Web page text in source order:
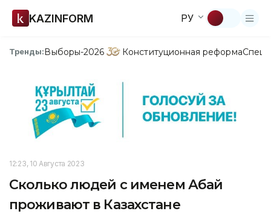
KAZINFORM РУ
Тренды:Выборы-2026 Конституционная реформа
12:23, 10 Августа 2023
Сколько людей с именем Абай
проживают в Казахстане